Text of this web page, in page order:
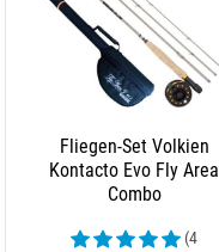
Fliegen-Set Volkien
Kontacto Evo Fly Area
Combo
(4